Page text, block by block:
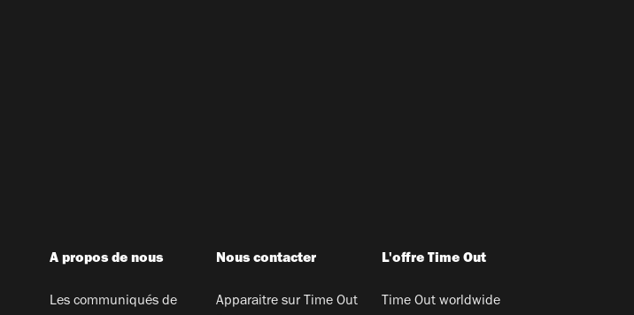
A propos de nous
Les communiqués de
Nous contacter
Apparaitre sur Time Out
L'offre Time Out
Time Out worldwide